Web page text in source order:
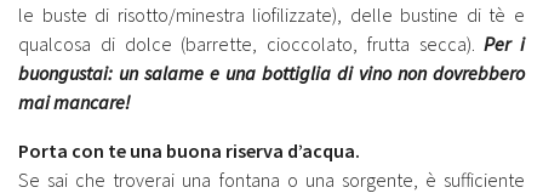
le buste di risotto/minestra liofilizzate), delle bustine di tè e
qualcosa di dolce (barrette, cioccolato, frutta secca).Per i
buongustai: un salame e una bottiglia di vino non dovrebbero
mai mancare!
Porta con te una buona riserva d’acqua.
Se sai che troverai una fontana o una sorgente, è sufficiente